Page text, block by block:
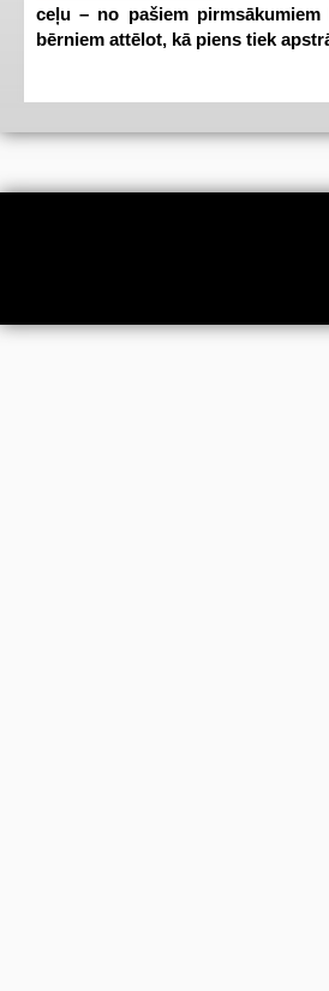
ceļu – no pašiem
bērniem attēlot, kā piens tiek